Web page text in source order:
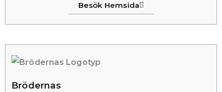
Besök Hemsida
Brödernas